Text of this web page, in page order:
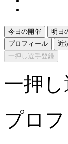
今日の開催
明日
プロフィール
近
一押し選手登録
一押
プロ